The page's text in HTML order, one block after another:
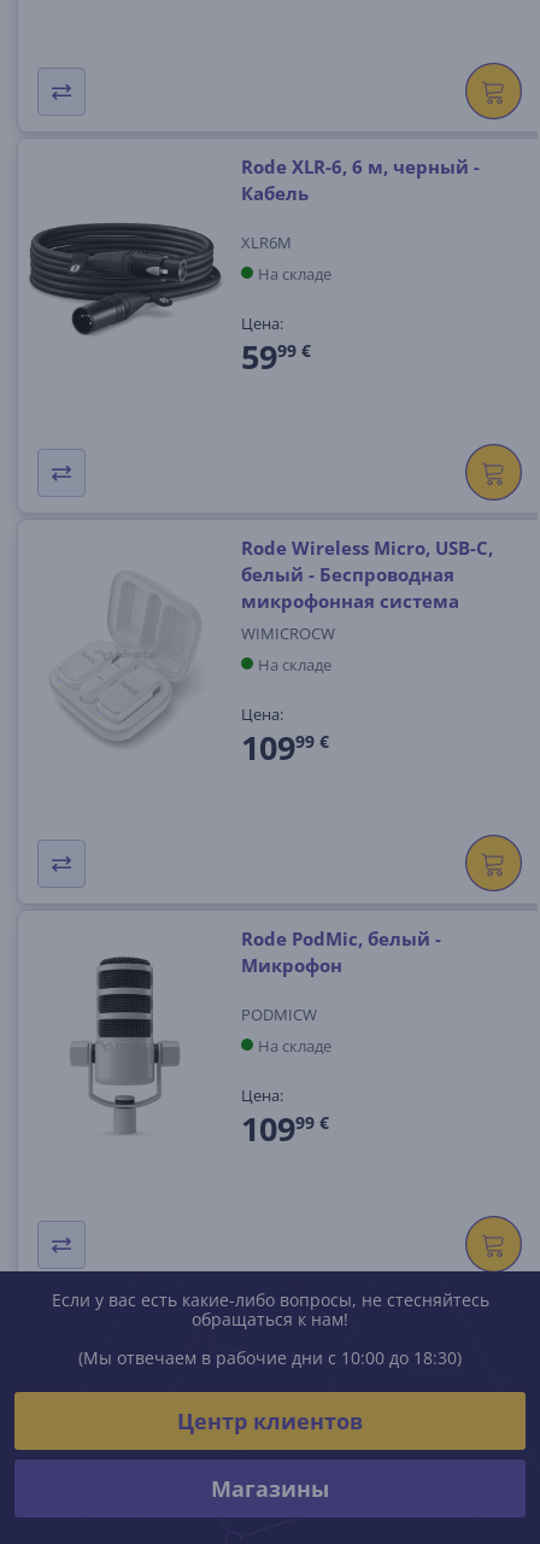
Rode XLR-6, 6 м, черный -
Кабель
XLR6M
На складе
Цена:
5999 €
Rode Wireless Micro, USB-C,
белый - Беспроводная
микрофонная система
WIMICROCW
На складе
Цена:
10999 €
Rode PodMic, белый -
Микрофон
PODMICW
На складе
Цена:
10999 €
Если у вас есть какие-либо вопросы, не стесняйтесь
обращаться к нам!
(Мы отвечаем в рабочие дни с 10:00 до 18:30)
Центр клиентов
Магазины